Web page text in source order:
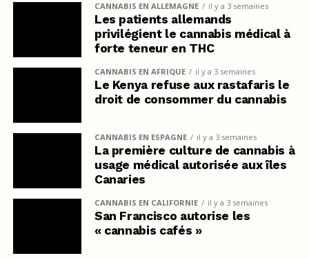
CANNABIS EN ALLEMAGNE il y a 3 semaines
Les patients allemands
privilégient le cannabis médical à
forte teneur en THC
CANNABIS EN AFRIQUE il y a 3 semaines
Le Kenya refuse aux rastafaris le
droit de consommer du cannabis
CANNABIS EN ESPAGNE il y a 3 semaines
La première culture de cannabis à
usage médical autorisée aux îles
Canaries
CANNABIS EN CALIFORNIE il y a 3 semaines
San Francisco autorise les
« cannabis cafés »